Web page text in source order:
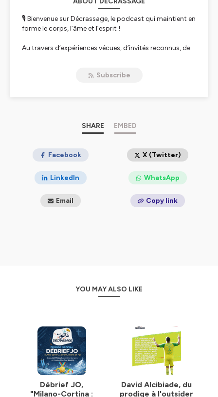
🎙 Bienvenue sur Décrassage, le podcast qui maintient en
forme le corps, l’âme et l’esprit !
Au travers d’expériences vécues, d’invités reconnus, de
sujets épineux qui jalonnent le sport de haut niveau et
ainsi qu’une vision du sport équilibrée ! Derrière les
paillettes, la notoriété ou les apparences, nous
qu’il ou elle rencontre.
Hébergé par Ausha. Visitez
ausha.co/politique-de-
confidentialitepour plus d'informations.
Subscribe
SHARE EMBED
Facebook X (Twitter)
LinkedIn WhatsApp
Email Copy link
YOU MAY ALSO LIKE
Débrief JO,
"Milano-Cortina :
David Alcibiade, du
prodige à l'outsider